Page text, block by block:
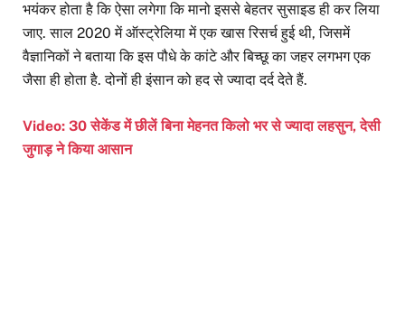
भयंकर होता है कि ऐसा लगेगा कि मानो इससे बेहतर सुसाइड ही कर लिया
जाए. साल 2020 में ऑस्ट्रेलिया में एक खास रिसर्च हुई थी, जिसमें
वैज्ञानिकों ने बताया कि इस पौधे के कांटे और बिच्छू का जहर लगभग एक
जैसा ही होता है. दोनों ही इंसान को हद से ज्यादा दर्द देते हैं.
Video: 30 सेकेंड में छीलें बिना मेहनत किलो भर से ज्यादा लहसुन, देसी
जुगाड़ ने किया आसान